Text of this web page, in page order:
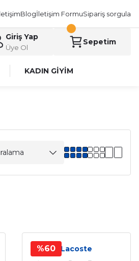
Blogİletişim FormuSipariş sorgula
Giriş Yap
Üye Ol
Sepetim
KADIN GİYİM
%60
Lacoste